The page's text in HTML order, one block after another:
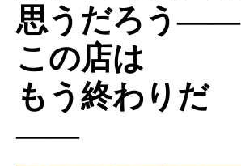
思うだろう――
この店は
もう終わりだ
――